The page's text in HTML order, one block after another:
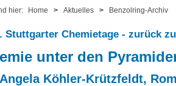
hier: Home > Aktuelles > Benzolring-Archiv
Stuttgarter Chemietage - zurück
unter den
Köhler-Krützfeldt,